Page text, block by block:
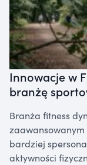
Innowacje w
branżę
Branża fitness
bardziej
aktywności